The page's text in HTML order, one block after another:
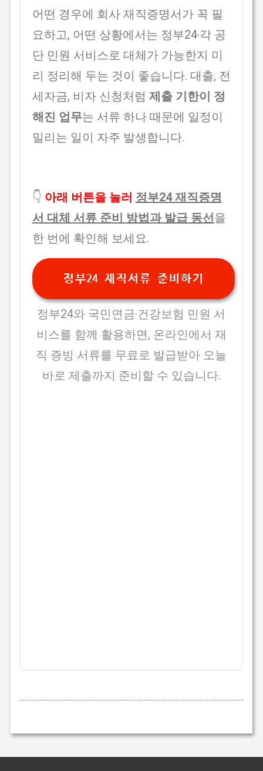
어떤 경우에 회사 재직증명서가 꼭 필
요하고, 어떤 상황에서는 정부24·각 공
단 민원 서비스로 대체가 가능한지 미
리 정리해 두는 것이 좋습니다. 대출, 전
세자금, 비자 신청처럼 제출 기한이 정
해진 업무는 서류 하나 때문에 일정이
밀리는 일이 자주 발생합니다.
👇 아래 버튼을 눌러 정부24 재직증명
서 대체 서류 준비 방법과 발급 동선을
한 번에 확인해 보세요.
정부24 재직서류 준비하기
정부24와 국민연금·건강보험 민원 서
비스를 함께 활용하면, 온라인에서 재
직 증빙 서류를 무료로 발급받아 오늘
바로 제출까지 준비할 수 있습니다.